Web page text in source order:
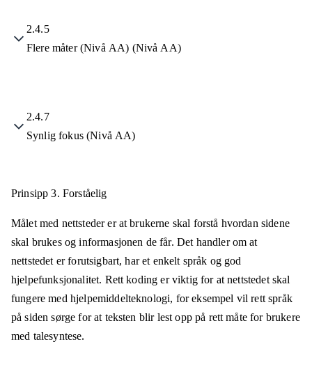
2.4.5
Flere måter (Nivå AA) (Nivå AA)
2.4.7
Synlig fokus (Nivå AA)
Prinsipp 3. Forståelig
Målet med nettsteder er at brukerne skal forstå hvordan sidene
skal brukes og informasjonen de får. Det handler om at
nettstedet er forutsigbart, har et enkelt språk og god
hjelpefunksjonalitet. Rett koding er viktig for at nettstedet skal
fungere med hjelpemiddelteknologi, for eksempel vil rett språk
på siden sørge for at teksten blir lest opp på rett måte for brukere
med talesyntese.